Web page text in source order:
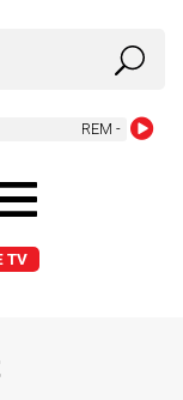
REM - Loosing
TV